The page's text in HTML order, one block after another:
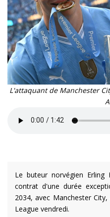
L'attaquant de Manchester
Le buteur norvégien Erling
contrat d'une durée
2034, avec Manchester
League vendredi.